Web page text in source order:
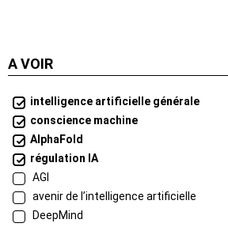
A VOIR
intelligence artificielle générale
conscience machine
AlphaFold
régulation IA
AGI
avenir de l’intelligence artificielle
DeepMind